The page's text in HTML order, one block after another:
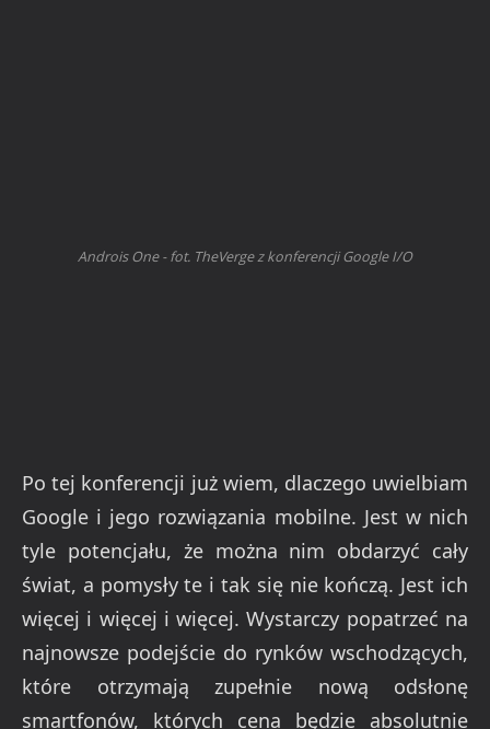
Androis One - fot. TheVerge z konferencji Google I/O
Po tej konferencji już wiem, dlaczego uwielbiam
Google i jego rozwiązania mobilne. Jest w nich
tyle potencjału, że można nim obdarzyć cały
świat, a pomysły te i tak się nie kończą. Jest ich
więcej i więcej i więcej. Wystarczy popatrzeć na
najnowsze podejście do rynków wschodzących,
które otrzymają zupełnie nową odsłonę
smartfonów, których cena będzie absolutnie